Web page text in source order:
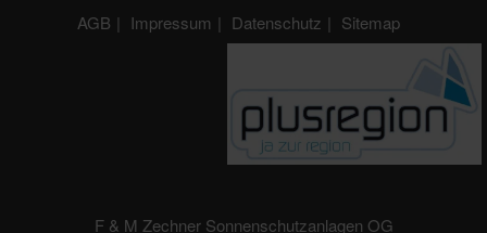
AGB Impressum Datenschutz Sitemap
F & M Zechner Sonnenschutzanlagen OG